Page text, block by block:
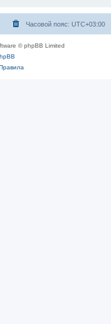
Часовой пояс: UTC+03:00
© phpBB Limited